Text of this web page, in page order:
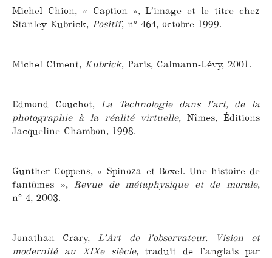
Michel Chion, « Caption », L’image et le titre chez
Stanley Kubrick, Positif, n° 464, octobre 1999.
Michel Ciment, Kubrick, Paris, Calmann-Lévy, 2001.
Edmond Couchot, La Technologie dans l’art, de la
photographie à la réalité virtuelle, Nîmes, Éditions
Jacqueline Chambon, 1998.
Gunther Coppens, « Spinoza et Boxel. Une histoire de
fantômes »,Revue de métaphysique et de morale,
n° 4, 2003.
Jonathan Crary, L’Art de l’observateur. Vision et
modernité au XIXe siècle, traduit de l’anglais par